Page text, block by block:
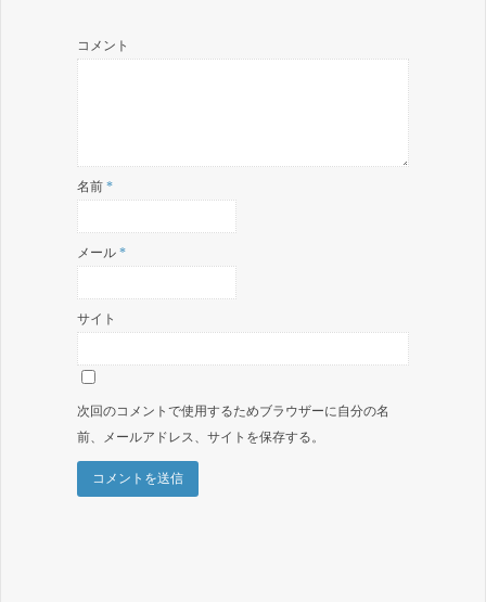
コメント
名前 *
メール *
サイト
次回のコメントで使用するためブラウザーに自分の名
前、メールアドレス、サイトを保存する。